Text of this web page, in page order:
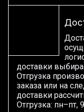
доставки
Отгрузка
заказа или на
доставки
Отгрузка: